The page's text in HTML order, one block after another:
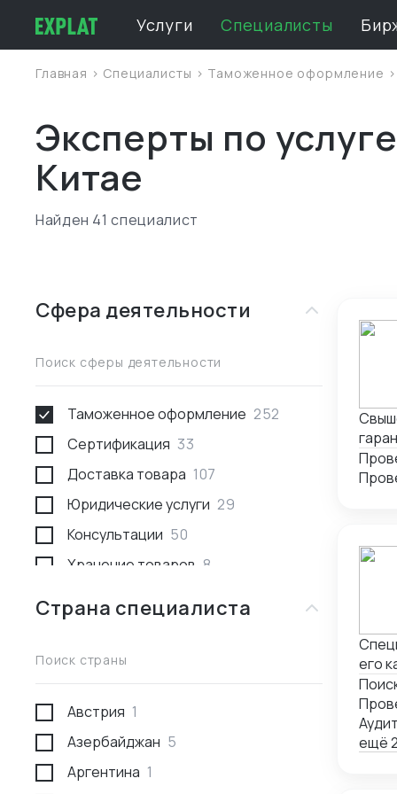
Услуги Специалисты
Главная > Специалисты > Таможенное оформление >
Эксперты по
Китае
Найден 41 специалист
Сфера деятельности
Поиск сферы деятельности
Таможенное оформление 252
Сертификация 33
Доставка товара 107
Юридические услуги 29
Консультации 50
Хранение товаров 8
Проведение переговоров
Сотрудники за границей 9
Разработка и производство
Проверка поставщика
Участие в выставках
Страна специалиста
Поиск страны
Австрия 1
Азербайджан 5
Аргентина 1
его
ещё